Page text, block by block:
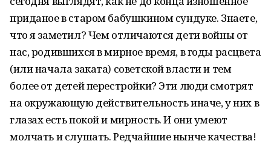
приданое в старом бабушкином сундуке. Знаете,
что я заметил? Чем отличаются дети войны от
нас, родившихся в мирное время, в годы расцвета
(или начала заката) советской власти и тем
более от детей перестройки? Эти люди смотрят
на окружающую действительность иначе, у них в
глазах есть покой и мирность. И они умеют
молчать и слушать. Редчайшие нынче качества!